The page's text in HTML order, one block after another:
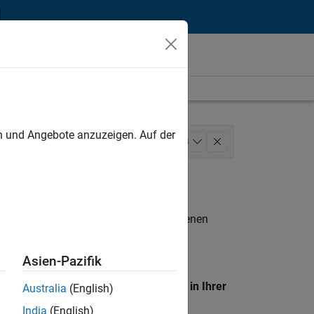
Operations Marketing Services 3
. Wenn Sie noch immer keine offenen
unseres
Standort, um alle Stellenangebote in Ihrer
Angebote anzuzeigen. Auf der
Asien-Pazifik
Australia (English)
India (English)